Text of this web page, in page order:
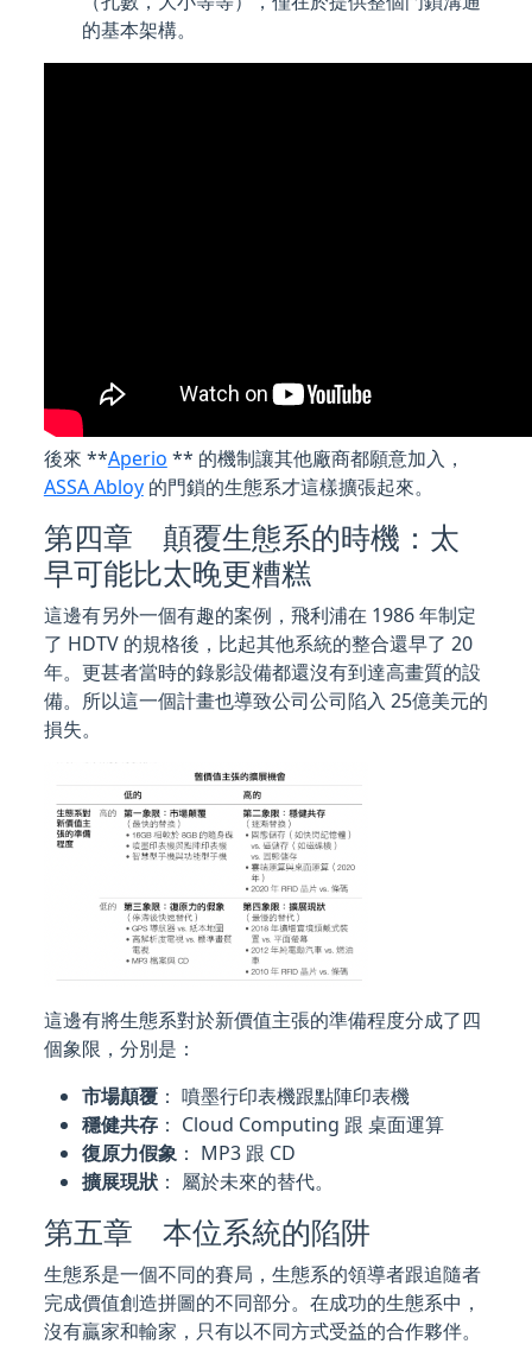
的基本架構。
後來 **Aperio ** 的機制讓其他廠商都願意加入，
ASSA Abloy的門鎖的生態系才這樣擴張起來。
第四章 顛覆生態系的時機：太
早可能比太晚更糟糕
這邊有另外一個有趣的案例，飛利浦在 1986 年制定
了 HDTV 的規格後，比起其他系統的整合還早了 20
年。更甚者當時的錄影設備都還沒有到達高畫質的設
備。所以這一個計畫也導致公司公司陷入 25億美元的
損失。
這邊有將生態系對於新價值主張的準備程度分成了四
個象限，分別是：
市場顛覆： 噴墨行印表機跟點陣印表機
穩健共存： Cloud Computing 跟 桌面運算
復原力假象： MP3 跟 CD
擴展現狀： 屬於未來的替代。
第五章 本位系統的陷阱
生態系是一個不同的賽局，生態系的領導者跟追隨者
完成價值創造拼圖的不同部分。在成功的生態系中，
沒有贏家和輸家，只有以不同方式受益的合作夥伴。